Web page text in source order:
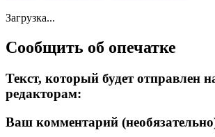
Загрузка...
Сообщить об опечатке
Текст, который будет отправлен
редакторам:
Ваш комментарий